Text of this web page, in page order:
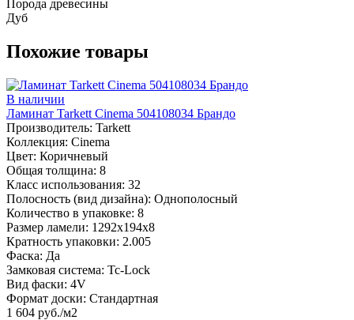
Порода древесины
Дуб
Похожие товары
В наличии
Ламинат Tarkett Cinema 504108034 Брандо
Производитель: Tarkett
Коллекция: Cinema
Цвет: Коричневый
Общая толщина: 8
Класс использования: 32
Полосность (вид дизайна): Однополосный
Количество в упаковке: 8
Размер ламели: 1292х194х8
Кратность упаковки: 2.005
Фаска: Да
Замковая система: Tc-Lock
Вид фаски: 4V
Формат доски: Стандартная
1 604 руб./м2